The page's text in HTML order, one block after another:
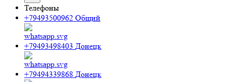
Телефоны
+79493500962 Общий
+79493498403 Донецк
+79494339868 Донецк